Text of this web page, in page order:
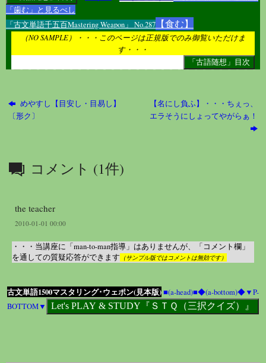
「歯む」と見るべし
「古文単語千五百Mastering Weapon」 No.287 【食む】
（NO SAMPLE）・・・このページは正規版でのみ御覧いただけま
す・・・
めやすし【目安し・目易し】
〔形ク〕
【名にし負ふ】・・・ちぇっ、
エラそうにしょってやがらぁ！
コメント (1件)
the teacher
2010-01-01 00:00
・・・当講座に「man-to-man指導」はありませんが、「コメント欄」
を通しての質疑応答ができます （サンプル版ではコメントは無効です）
古文単語1500マスタリング･ウェポン(見本版)■(a-head)■◆(a-bottom)◆▼P-
BOTTOM▼